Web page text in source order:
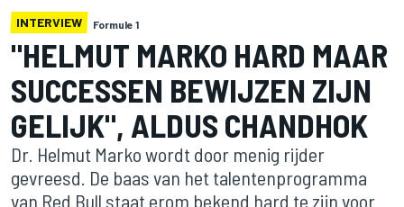
INTERVIEW Formule 1
"HELMUT MARKO HARD MAAR
SUCCESSEN BEWIJZEN ZIJN
GELIJK", ALDUS CHANDHOK
Dr. Helmut Marko wordt door menig rijder
gevreesd. De baas van het talentenprogramma
van Red Bull staat erom bekend hard te zijn voor